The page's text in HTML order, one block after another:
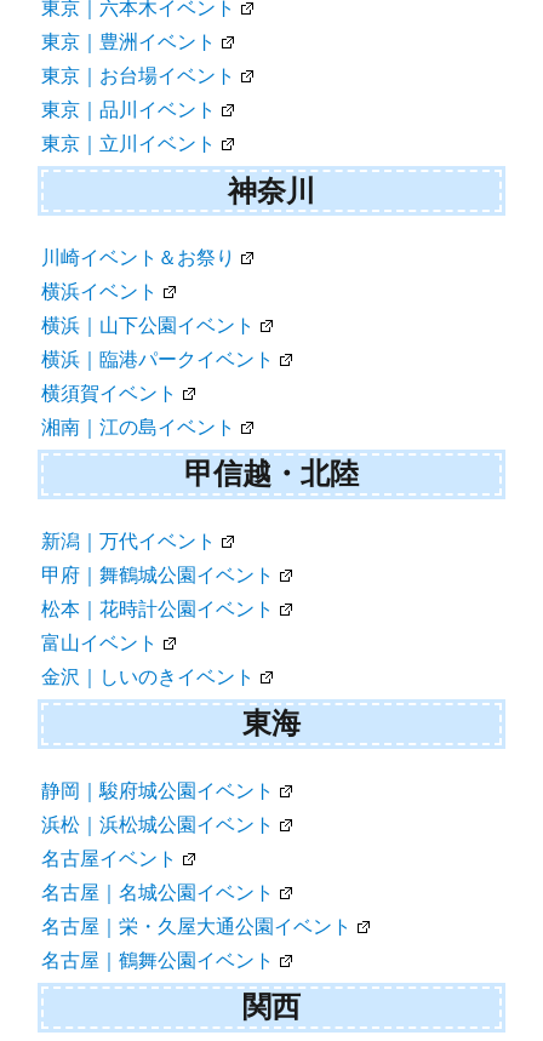
東京｜六本木イベント
東京｜豊洲イベント
東京｜お台場イベント
東京｜品川イベント
東京｜立川イベント
神奈川
川崎イベント＆お祭り
横浜イベント
横浜｜山下公園イベント
横浜｜臨港パークイベント
横須賀イベント
湘南｜江の島イベント
甲信越・北陸
新潟｜万代イベント
甲府｜舞鶴城公園イベント
松本｜花時計公園イベント
富山イベント
金沢｜しいのきイベント
東海
静岡｜駿府城公園イベント
浜松｜浜松城公園イベント
名古屋イベント
名古屋｜名城公園イベント
名古屋｜栄・久屋大通公園イベント
名古屋｜鶴舞公園イベント
関西